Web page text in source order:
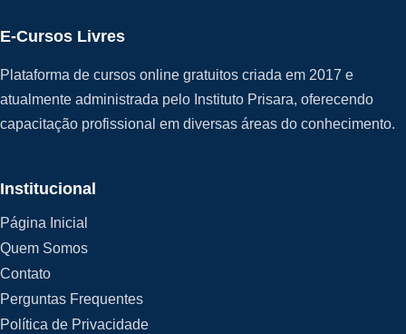
E-Cursos Livres
Plataforma de cursos online gratuitos criada em 2017 e
atualmente administrada pelo Instituto Prisara, oferecendo
capacitação profissional em diversas áreas do conhecimento.
Institucional
Página Inicial
Quem Somos
Contato
Perguntas Frequentes
Política de Privacidade